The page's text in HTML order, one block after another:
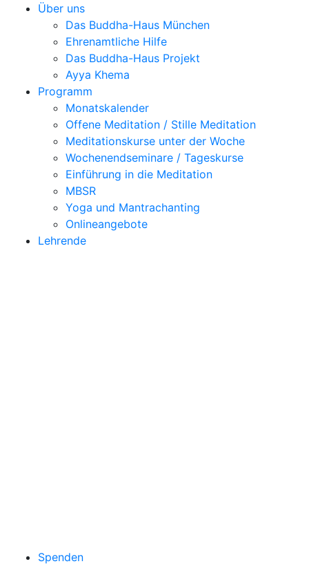
Über uns
Das Buddha-Haus München
Ehrenamtliche Hilfe
Das Buddha-Haus Projekt
Ayya Khema
Programm
Monatskalender
Offene Meditation / Stille Meditation
Meditationskurse unter der Woche
Wochenendseminare / Tageskurse
Einführung in die Meditation
MBSR
Yoga und Mantrachanting
Onlineangebote
Lehrende
Spenden